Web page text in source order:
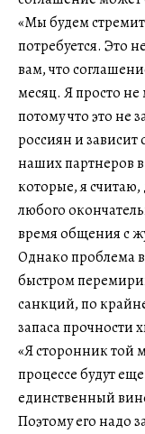
«Мы будем
потребуется. Это
вам, что
месяц. Я просто
потому что это не
россиян и зависит
наших партнеров
которые, я
любого
время общения с
Однако проблема в
быстром
санкций, по
запаса прочности
«Я сторонник той
процессе будут
единственный
Поэтому его надо